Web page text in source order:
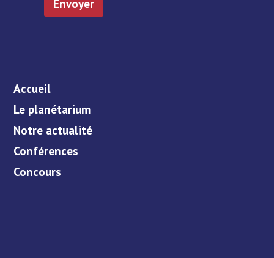
Accueil
Le planétarium
Notre actualité
Conférences
Concours